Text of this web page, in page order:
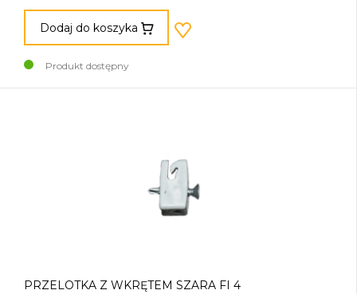
Dodaj do koszyka
Produkt dostępny
PRZELOTKA Z WKRĘTEM SZARA FI 4